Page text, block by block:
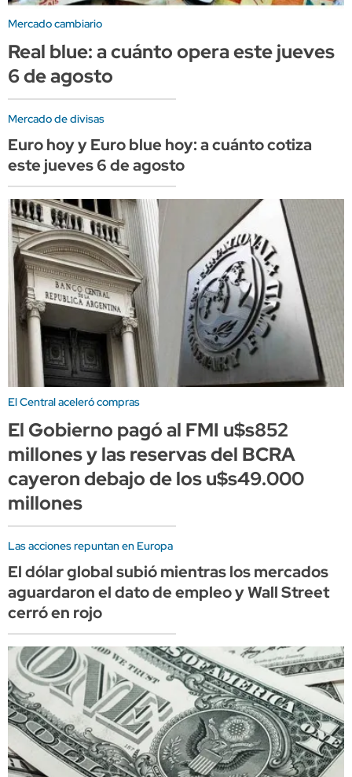
Mercado cambiario
Real blue: a cuánto opera este jueves
6 de agosto
Mercado de divisas
Euro hoy y Euro blue hoy: a cuánto cotiza
este jueves 6 de agosto
El Central aceleró compras
El Gobierno pagó al FMI u$s852
millones y las reservas del BCRA
cayeron debajo de los u$s49.000
millones
Las acciones repuntan en Europa
El dólar global subió mientras los mercados
aguardaron el dato de empleo y Wall Street
cerró en rojo